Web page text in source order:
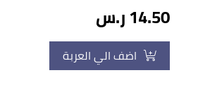
14.50 ر.س
اضف الي العربة